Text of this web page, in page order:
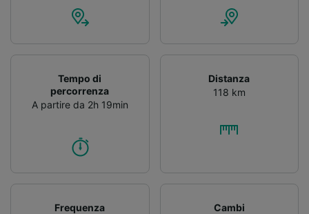
Tempo di
percorrenza
A partire da 2h 19min
Distanza
118 km
Frequenza
Cambi